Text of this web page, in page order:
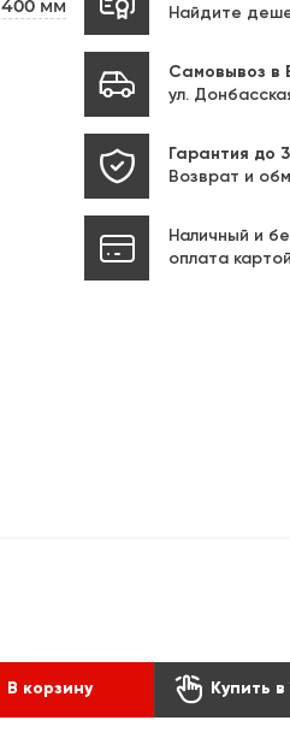
400 мм
В корзину  Купить в
Найдите
Самовывоз в
ул.
Гарантия до
Возврат и
Наличный и
оплата